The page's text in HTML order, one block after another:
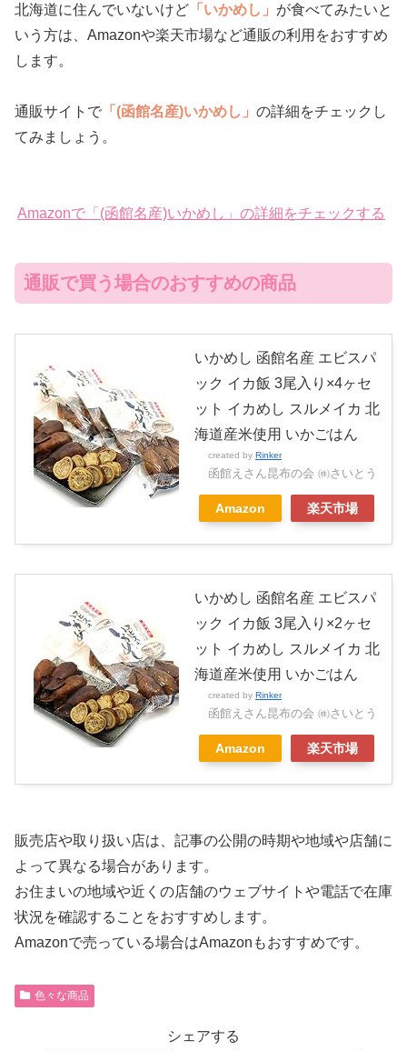
北海道に住んでいないけど 「いかめし」 が食べてみたいと
いう方は、Amazonや楽天市場など通販の利用をおすすめ
します。
通販サイトで 「(函館名産)いかめし」 の詳細をチェックし
てみましょう。
Amazonで「(函館名産)いかめし」の詳細をチェックする
通販で買う場合のおすすめの商品
いかめし 函館名産 エビスパ
ック イカ飯 3尾入り×4ヶセ
ット イカめし スルメイカ 北
海道産米使用 いかごはん
created by Rinker
函館えさん昆布の会 ㈱さいとう
Amazon 楽天市場
いかめし 函館名産 エビスパ
ック イカ飯 3尾入り×2ヶセ
ット イカめし スルメイカ 北
海道産米使用 いかごはん
created by Rinker
函館えさん昆布の会 ㈱さいとう
Amazon 楽天市場
販売店や取り扱い店は、記事の公開の時期や地域や店舗に
よって異なる場合があります。
お住まいの地域や近くの店舗のウェブサイトや電話で在庫
状況を確認することをおすすめします。
Amazonで売っている場合はAmazonもおすすめです。
色々な商品
シェアする